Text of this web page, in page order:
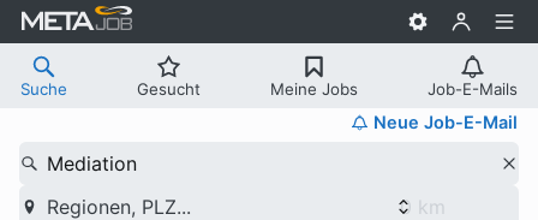
Suche Gesucht Meine Jobs Job-E-Mails
Neue Job-E-Mail
Mediation
Regionen, PLZ...